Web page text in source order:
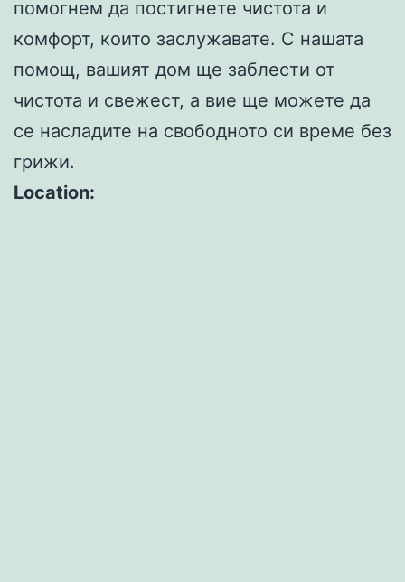
помогнем да постигнете чистота и
комфорт, които заслужавате. С нашата
помощ, вашият дом ще заблести от
чистота и свежест, а вие ще можете да
се насладите на свободното си време без
грижи.
Location: